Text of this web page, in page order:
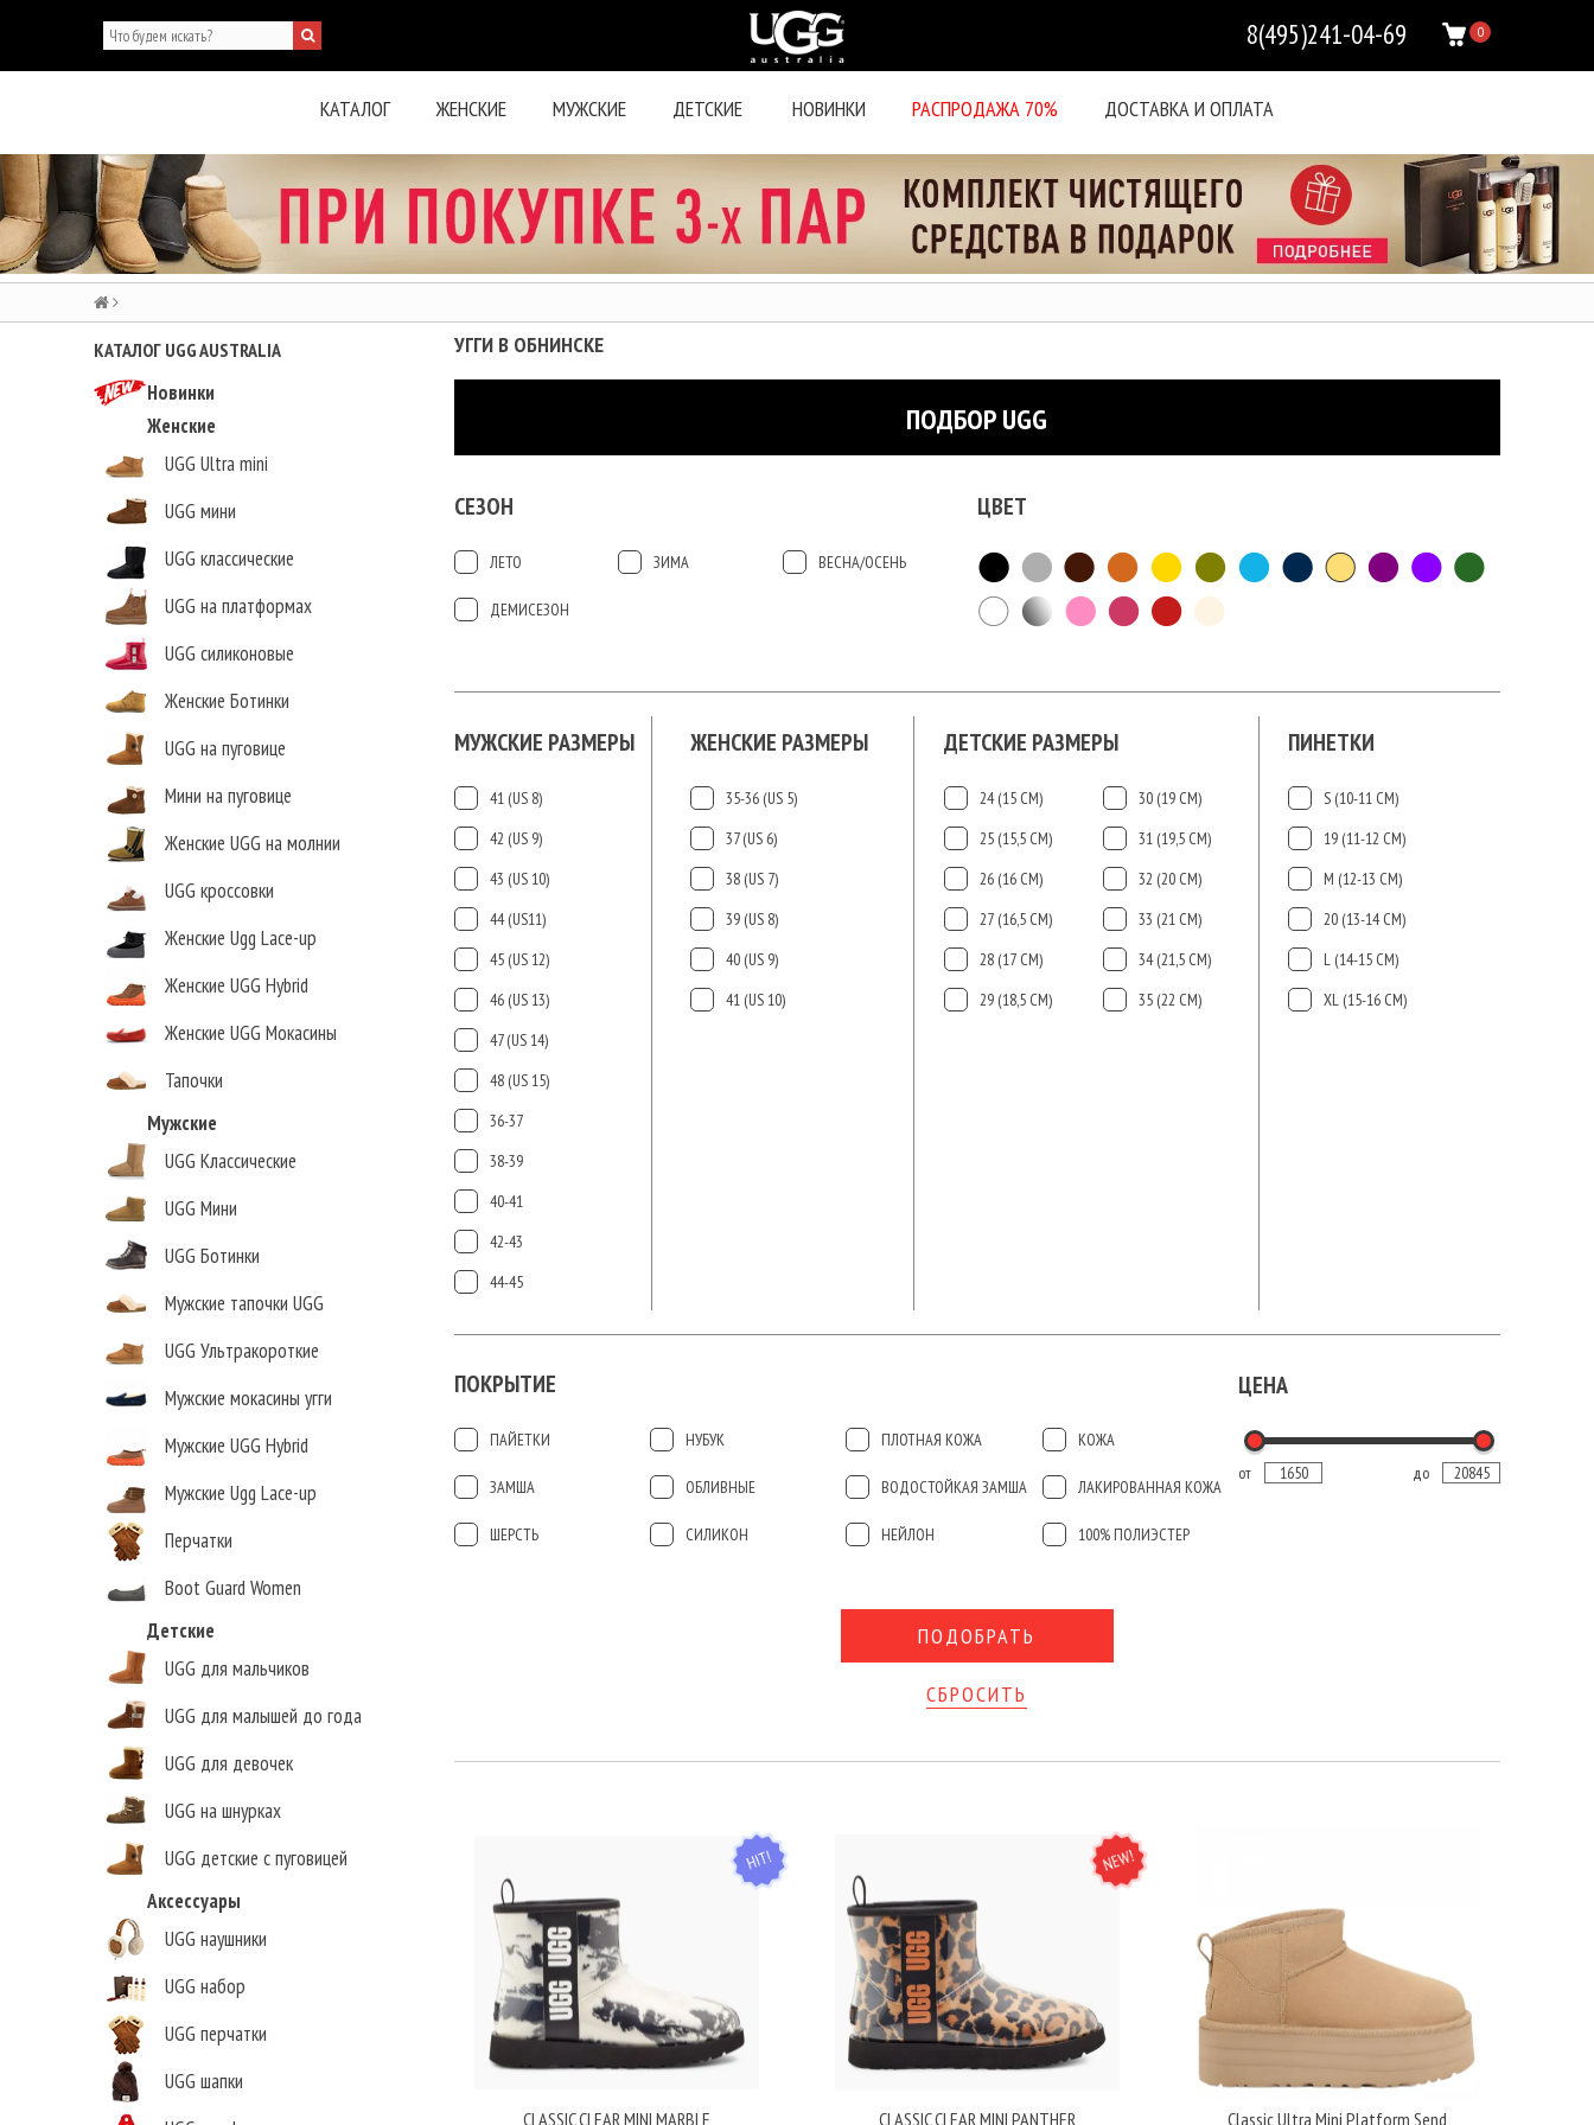
0
8(495)241-04-69
КАТАЛОГ ЖЕНСКИЕ МУЖСКИЕ ДЕТСКИЕ НОВИНКИ РАСПРОДАЖА 70% ДОСТАВКА И ОПЛАТА
КАТАЛОГ UGG AUSTRALIA
Новинки
Женские
UGG Ultra mini
UGG мини
UGG классические
UGG на платформах
UGG силиконовые
Женские Ботинки
UGG на пуговице
Мини на пуговице
Женские UGG на молнии
UGG кроссовки
Женские Ugg Lace-up
Женские UGG Hybrid
Женские UGG Мокасины
Тапочки
Мужские
UGG Классические
UGG Мини
UGG Ботинки
Мужские тапочки UGG
UGG Ультракороткие
Мужские мокасины угги
Мужские UGG Hybrid
Мужские Ugg Lace-up
Перчатки
Boot Guard Women
Детские
UGG для мальчиков
UGG для малышей до года
UGG для девочек
UGG на шнурках
UGG детские с пуговицей
Аксессуары
UGG наушники
UGG набор
UGG перчатки
UGG шапки
УГГИ В ОБНИНСКЕ
ПОДБОР UGG
СЕЗОН
ЛЕТО ЗИМА ВЕСНА/ОСЕНЬ
ДЕМИСЕЗОН
ЦВЕТ
ПИНЕТКИ
S (10-11 СМ)
19 (11-12 СМ)
М (12-13 СМ)
20 (13-14 СМ)
L (14-15 CМ)
ХL (15-16 CМ)
ДЕТСКИЕ РАЗМЕРЫ
24 (15 СМ)
25 (15,5 СМ)
26 (16 СМ)
27 (16,5 СМ)
28 (17 СМ)
29 (18,5 СМ)
30 (19 СМ)
31 (19,5 СМ)
32 (20 СМ)
33 (21 СМ)
34 (21,5 СМ)
35 (22 СМ)
ЖЕНСКИЕ РАЗМЕРЫ
35-36 (US 5)
37 (US 6)
38 (US 7)
39 (US 8)
40 (US 9)
41 (US 10)
МУЖСКИЕ РАЗМЕРЫ
41 (US 8)
42 (US 9)
43 (US 10)
44 (US11)
45 (US 12)
46 (US 13)
47 (US 14)
48 (US 15)
36-37
38-39
40-41
42-43
44-45
ПОКРЫТИЕ
ПАЙЕТКИ НУБУК ПЛОТНАЯ КОЖА КОЖА
ЗАМША ОБЛИВНЫЕ ВОДОСТОЙКАЯ ЗАМША ЛАКИРОВАННАЯ КОЖА
ШЕРСТЬ СИЛИКОН НЕЙЛОН 100% ПОЛИЭСТЕР
ЦЕНА
от до
СБРОСИТЬ
HIT
CLASSIC CLEAR MINI MARBLE
NEW
CLASSIC CLEAR MINI PANTHER Classic Ultra Mini Platform Send